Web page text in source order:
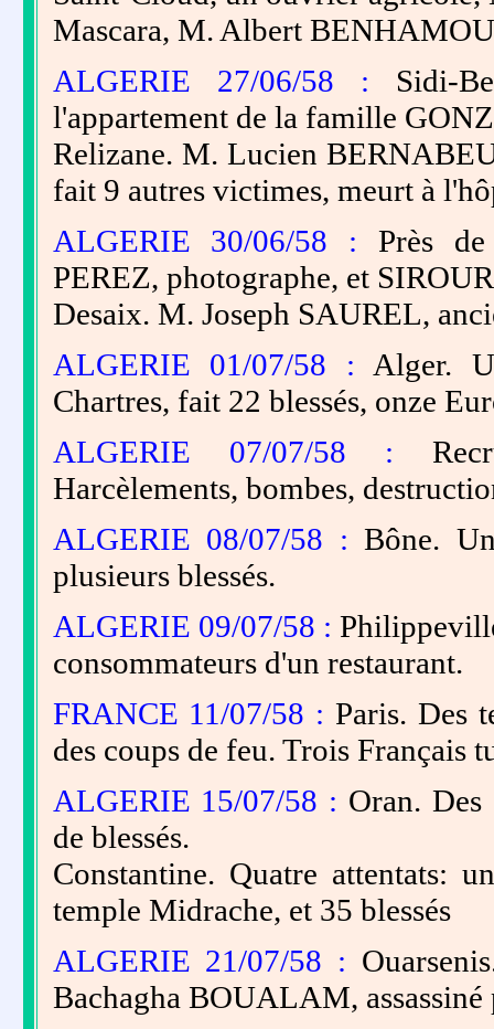
Mascara, M. Albert
ALGERIE 27/06/58 : Sidi-
l'appartement de la famille
Relizane. M. Lucien
fait 9 autres victimes, meurt à
ALGERIE 30/06/58 : Près
PEREZ, photographe, et
Desaix. M. Joseph SAUREL,
ALGERIE 01/07/58 : Alger.
Chartres, fait 22 blessés, onze
ALGERIE 07/07/58 :
Harcèlements, bombes,
ALGERIE 08/07/58 : Bône.
plusieurs blessés.
ALGERIE 09/07/58 :
consommateurs d'un restaurant.
FRANCE 11/07/58 : Paris. Des
des coups de feu. Trois Français
ALGERIE 15/07/58 : Oran.
de blessés.
Constantine. Quatre attentats:
temple Midrache, et 35 blessés
ALGERIE 21/07/58 :
Bachagha BOUALAM, assassiné